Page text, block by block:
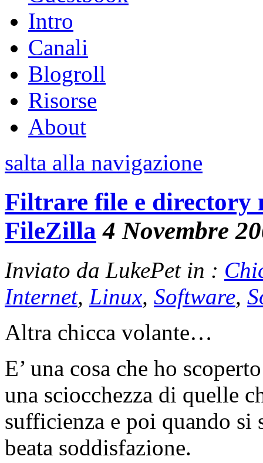
Intro
Canali
Blogroll
Risorse
About
salta alla navigazione
Filtrare file e directory
FileZilla 4 Novembre
Inviato da LukePet in :
Internet, Linux, Software,
Altra chicca volante…
E’ una cosa che ho
una sciocchezza di quelle
sufficienza e poi quando
beata soddisfazione.